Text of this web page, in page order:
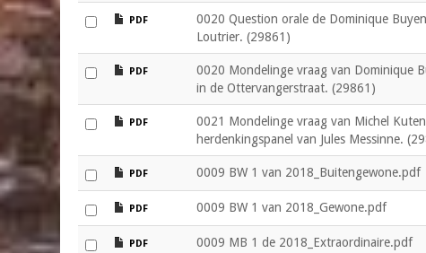
file
PDF
0020 Question orale de Dominique
Loutrier. (29861)
file
PDF
0020 Mondelinge vraag van Dominique
in de Ottervangerstraat. (29861)
file
PDF
0021 Mondelinge vraag van Michel
herdenkingspanel van Jules Messinne.
file
PDF 0009 BW 1 van 2018_Buitengewone.pdf
file
PDF 0009 BW 1 van 2018_Gewone.pdf
file
PDF 0009 MB 1 de 2018_Extraordinaire.pdf